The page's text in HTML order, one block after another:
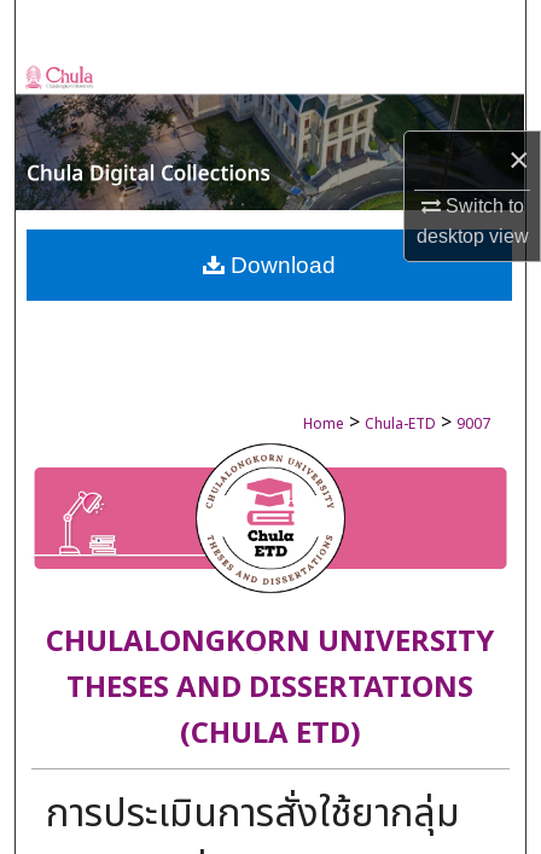
×
Switch to
desktopview
Browse Collections
My Account
About
Digital Commons Network™
Home > Chula-ETD > 9007
CHULALONGKORN UNIVERSITY
THESES AND DISSERTATIONS
(CHULA ETD)
การประเมินการสั่งใช้ยากลุ่ม
Download